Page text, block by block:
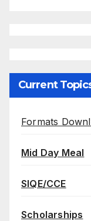
Current
Formats
Mid Day Meal
SIQE/CCE
Scholarships